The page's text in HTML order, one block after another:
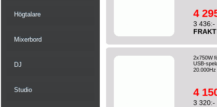
Högtalare
Mixerbord
DJ
Studio
4
3 436:-
2x750W
USB-
4
3 320:-